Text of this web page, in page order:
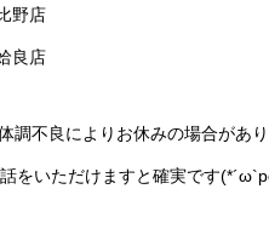
野店
良店
調不良によりお休みの場合があ
をいただけますと確実です